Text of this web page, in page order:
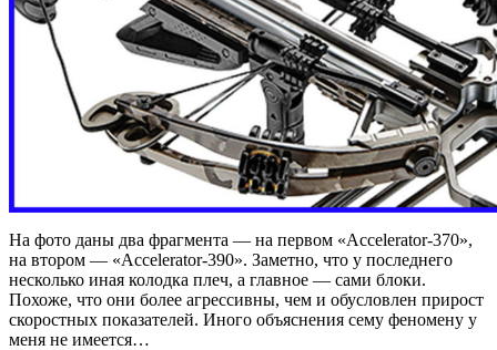
На фото даны два фрагмента — на первом «Accelerator-370»,
на втором — «Accelerator-390». Заметно, что у последнего
несколько иная колодка плеч, а главное — сами блоки.
Похоже, что они более агрессивны, чем и обусловлен прирост
скоростных показателей. Иного объяснения сему феномену у
меня не имеется…